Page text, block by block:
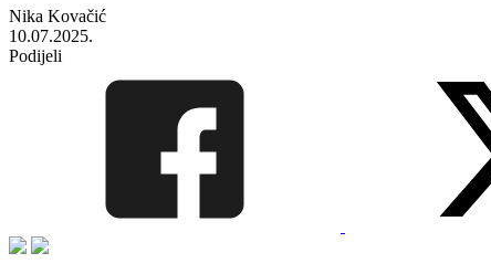
Nika Kovačić
10.07.2025.
Podijeli